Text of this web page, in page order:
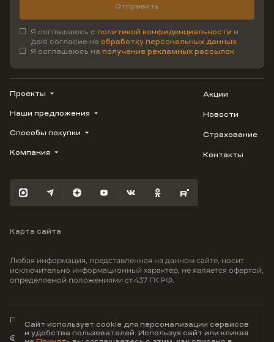
Отправить
Я соглашаюсь с политикой конфиденциальности и
даю согласие на обработку персональных данных
Я соглашаюсь на получение рекламных рассылок
Проекты
ВЕРН
1799
Флора
Южане
Моретта
Вместе
Наши предложения
Купить квартиру
Студию
3-комнатную
Способы покупки
Трейд-ин
100% оплата
Компания
Карьера
Акции
Новости
Страхование
Контакты
Карта сайта
Любая информация, представленная на данном сайте, носит
исключительно информационный характер, не является офертой,
определяемой положениями ст.437 ГК РФ.
© ООО Неоагентство, ИНН 9703176621,
Политика конфиденциальности
Сайт использует cookie для персонализации сервисов
и удобства пользователей. Используя сайт или кликая